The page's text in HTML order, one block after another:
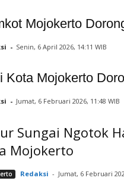
Mojokerto
- Senin, 6 April 2026, 14:11 WIB
Kota Mojokerto
- Jumat, 6 Februari 2026, 11:48 WIB
Sungai Ngotok
Mojokerto
Redaksi - Jumat, 6 Februari